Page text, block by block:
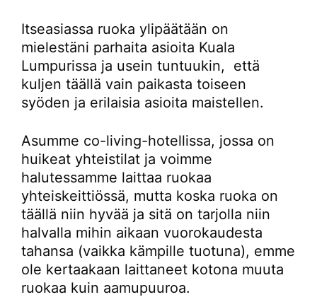
Itseasiassa ruoka ylipäätään on
mielestäni parhaita asioita Kuala
Lumpurissa ja usein tuntuukin, että
kuljen täällä vain paikasta toiseen
syöden ja erilaisia asioita maistellen.
Asumme co-living-hotellissa, jossa on
huikeat yhteistilat ja voimme
halutessamme laittaa ruokaa
yhteiskeittiössä, mutta koska ruoka on
täällä niin hyvää ja sitä on tarjolla niin
halvalla mihin aikaan vuorokaudesta
tahansa (vaikka kämpille tuotuna), emme
ole kertaakaan laittaneet kotona muuta
ruokaa kuin aamupuuroa.